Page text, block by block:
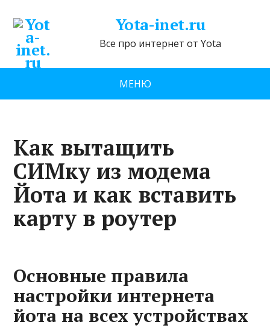
Yota-inet.ru
Все про интернет от Yota
МЕНЮ
Как вытащить
СИМку из модема
Йота и как вставить
карту в роутер
Основные правила
настройки интернета
йота на всех устройствах